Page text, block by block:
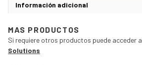
Información adicional
MAS PRODUCTOS
Si requiere otros productos puede acceder a
Solutions